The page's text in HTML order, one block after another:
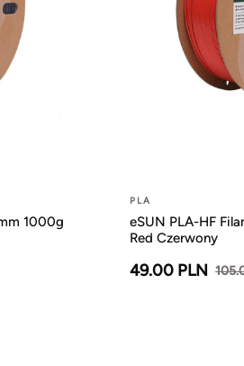
1000g
PLA
eSUN PLA-HF
Red Czerwony
49.00 PLN